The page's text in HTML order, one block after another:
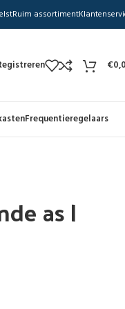
Ruim assortiment
€
Frequentieregelaars
as |